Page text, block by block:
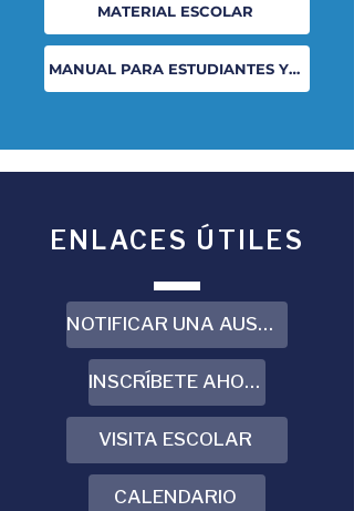
MATERIAL ESCOLAR
MANUAL PARA ESTUDIANTES Y FAMILIAS
ENLACES ÚTILES
NOTIFICAR UNA AUSENCIA
INSCRÍBETE AHORA
VISITA ESCOLAR
CALENDARIO